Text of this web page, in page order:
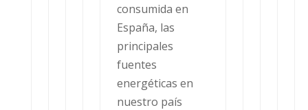
consumida en
España, las
principales
fuentes
energéticas en
nuestro país